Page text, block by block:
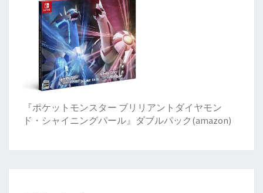
『ポケットモンスター ブリリアントダイヤモン
ド・シャイニングパール』ダブルパック(amazon)